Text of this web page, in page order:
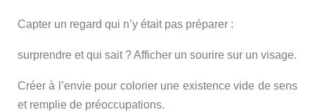
Capter un regard qui n’y était pas préparer :
surprendre et qui sait ? Afficher un sourire sur un visage.
Créer à l’envie pour colorier une existence vide de sens
et remplie de préoccupations.